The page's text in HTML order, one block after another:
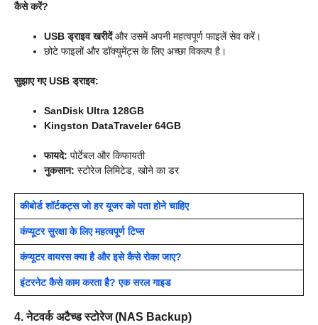
कैसे करें?
USB ड्राइव खरीदेंऔर उसमें अपनी महत्वपूर्ण फाइलें सेव करें।
छोटे फाइलों और डॉक्युमेंट्स के लिए अच्छा विकल्प है।
सुझाए गए USB ड्राइव:
SanDisk Ultra 128GB
Kingston DataTraveler 64GB
फायदे: पोर्टेबल और किफायती
नुकसान: स्टोरेज लिमिटेड, खोने का डर
कीबोर्ड शॉर्टकट्स जो हर यूजर को पता होने चाहिए
कंप्यूटर सुरक्षा के लिए महत्वपूर्ण टिप्स
कंप्यूटर वायरस क्या है और इसे कैसे रोका जाए?
इंटरनेट कैसे काम करता है? एक सरल गाइड
4. नेटवर्क अटैच्ड स्टोरेज (NAS Backup)